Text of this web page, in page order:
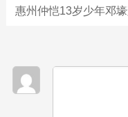
惠州仲恺13岁少年邓